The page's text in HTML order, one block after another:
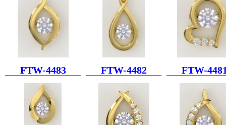
FTW-4483 FTW-4482 FTW-